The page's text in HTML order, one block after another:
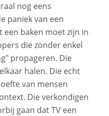
nog eens
paniek van een
baken moet zijn in
die zonder enkel
propageren. Die
halen. Die echt
van mensen
Die verkondigen
gaan dat TV een